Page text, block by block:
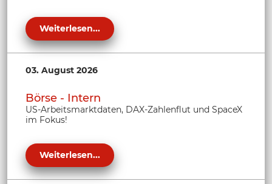
Weiterlesen...
03. August 2026
Börse - Intern
US-Arbeitsmarktdaten, DAX-Zahlenflut und SpaceX
im Fokus!
Weiterlesen...